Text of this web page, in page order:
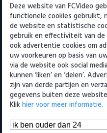
Fenerbahçe biedt
op Feyenoord-spits
8 augustus 2026 23:52
Samenvattingen
Deze website van FCVideo
functionele cookies gebruikt,
de website en statistische
gebruik en effectiviteit van
ook advertentie cookies om
uw voorkeuren op basis van
via de website ook social
kunnen ‘liken’ en ‘delen’.
zijn van derde partijen en
gegevens buiten deze
Klikhier voor meer informatie.